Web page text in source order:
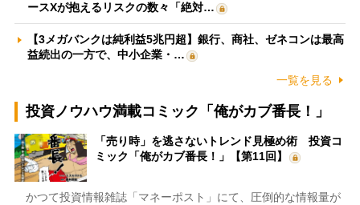
ースXが抱えるリスクの数々「絶対…
【3メガバンクは純利益5兆円超】銀行、商社、ゼネコンは最高
益続出の一方で、中小企業・…
一覧を見る
投資ノウハウ満載コミック「俺がカブ番長！」
「売り時」を逃さないトレンド見極め術 投資コ
ミック「俺がカブ番長！」【第11回】
かつて投資情報雑誌「マネーポスト」にて、圧倒的な情報量が